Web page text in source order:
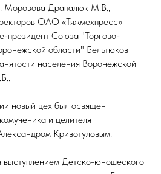
Драпалюк М.В.,
ОАО «Тяжмехпресс»
Союза "Торгово-
области" Бельтюков
населения Воронежской
новый цех был освящен
и целителя
Кривотуловым.
Детско-юношеского